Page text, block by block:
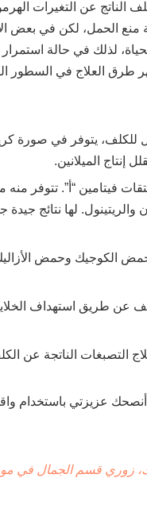
الناتج عن التغيرات
منع الحمل، لكن في بعض
لذلك في حالة استمرار
طرق العلاج في السطور
للكلف، يتوفر في صورة
الميلانين.
فيتامين “أ”. تتوفر
لها نتائج جيدة
الكوجيك وحمض
عن طريق استهداف
التصبغات الناتجة عن
أنصحك عزيزتي باستخدام
زوري قسم الجمال في